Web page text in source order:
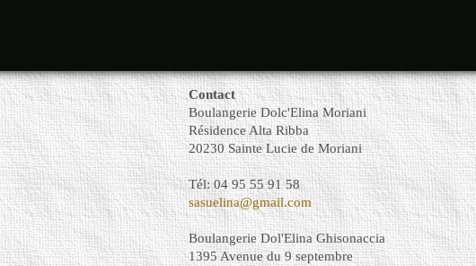
Contact
Boulangerie Dolc'Elina Moriani
Résidence Alta Ribba
20230 Sainte Lucie de Moriani
Tél: 04 95 55 91 58
sasuelina@gmail.com
Boulangerie Dol'Elina Ghisonaccia
1395 Avenue du 9 septembre